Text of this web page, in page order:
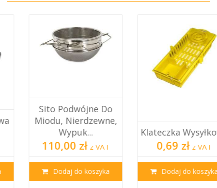
Sito Podwójne Do
Miodu, Nierdzewne,
Wypuk...
110,00 zł z VAT
Dodaj do koszyka
Klateczka Wysyłkowa
0,69 zł z VAT
Dodaj do koszyka